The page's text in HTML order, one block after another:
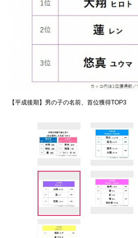
【平成後期】男の子の名前、首位獲得TOP3